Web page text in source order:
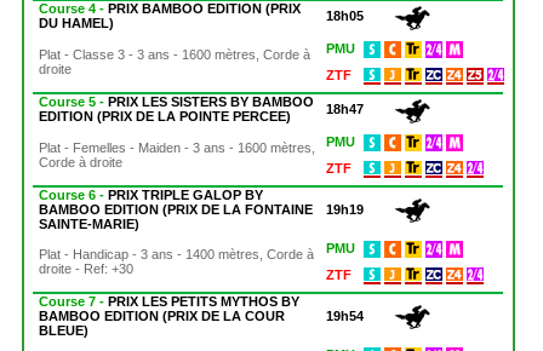
Course 4 -PRIX BAMBOO EDITION (PRIX
DU HAMEL)
18h05
Plat - Classe 3 - 3 ans - 1600 mètres, Corde à
droite
PMU
ZTF
Course 5 -PRIX LES SISTERS BY BAMBOO
EDITION (PRIX DE LA POINTE PERCEE)
18h47
Plat - Femelles - Maiden - 3 ans - 1600 mètres,
Corde à droite
PMU
ZTF
Course 6 -PRIX TRIPLE GALOP BY
BAMBOO EDITION (PRIX DE LA FONTAINE
SAINTE-MARIE)
19h19
Plat - Handicap - 3 ans - 1400 mètres, Corde à
droite - Ref: +30
PMU
ZTF
Course 7 -PRIX LES PETITS MYTHOS BY
BAMBOO EDITION (PRIX DE LA COUR
BLEUE)
19h54